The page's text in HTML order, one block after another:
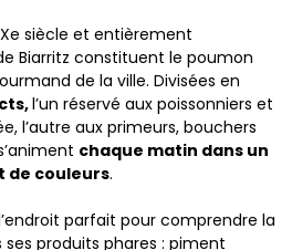
siècle et entièrement
Biarritz constituent le poumon
de la ville. Divisées en
l’un réservé aux poissonniers et
l’autre aux primeurs, bouchers
chaque matin dans un
de couleurs.
parfait pour comprendre la
produits phares : piment